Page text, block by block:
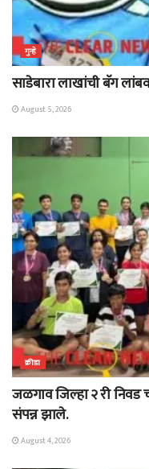
गुन्हे
साडेबारा लाखांची बॅग
August 5, 2026
क्रीडा
जळगाव जिल्हा २ री निवड
संपन्न झाले.
August 4, 2026